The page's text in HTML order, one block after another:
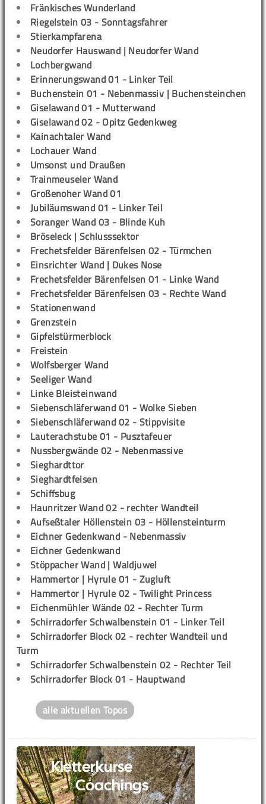
Fränkisches Wunderland
Riegelstein 03 - Sonntagsfahrer
Stierkampfarena
Neudorfer Hauswand | Neudorfer Wand
Lochbergwand
Erinnerungswand 01 - Linker Teil
Buchenstein 01 - Nebenmassiv | Buchensteinchen
Giselawand 01 - Mutterwand
Giselawand 02 - Opitz Gedenkweg
Kainachtaler Wand
Lochauer Wand
Umsonst und Draußen
Trainmeuseler Wand
Großenoher Wand 01
Jubiläumswand 01 - Linker Teil
Soranger Wand 03 - Blinde Kuh
Bröseleck | Schlusssektor
Frechetsfelder Bärenfelsen 02 - Türmchen
Einsrichter Wand | Dukes Nose
Frechetsfelder Bärenfelsen 01 - Linke Wand
Frechetsfelder Bärenfelsen 03 - Rechte Wand
Stationenwand
Grenzstein
Gipfelstürmerblock
Freistein
Wolfsberger Wand
Seeliger Wand
Linke Bleisteinwand
Siebenschläferwand 01 - Wolke Sieben
Siebenschläferwand 02 - Stippvisite
Lauterachstube 01 - Pusztafeuer
Nussbergwände 02 - Nebenmassive
Sieghardttor
Sieghardtfelsen
Schiffsbug
Haunritzer Wand 02 - rechter Wandteil
Aufseßtaler Höllenstein 03 - Höllensteinturm
Eichner Gedenkwand - Nebenmassiv
Eichner Gedenkwand
Stöppacher Wand | Waldjuwel
Hammertor | Hyrule 01 - Zugluft
Hammertor | Hyrule 02 - Twilight Princess
Eichenmühler Wände 02 - Rechter Turm
Schirradorfer Schwalbenstein 01 - Linker Teil
Schirradorfer Block 02 - rechter Wandteil und
Turm
Schirradorfer Schwalbenstein 02 - Rechter Teil
Schirradorfer Block 01 - Hauptwand
alle aktuellen Topos